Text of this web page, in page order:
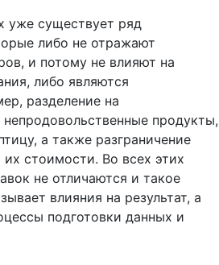
уже существует ряд
либо не отражают
и потому не влияют на
либо являются
разделение на
продукты,
а также разграничение
их стоимости. Во всех этих
не отличаются и такое
влияния на результат, а
подготовки данных и